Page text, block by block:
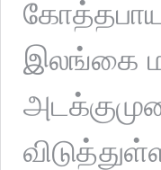
இலங்கை